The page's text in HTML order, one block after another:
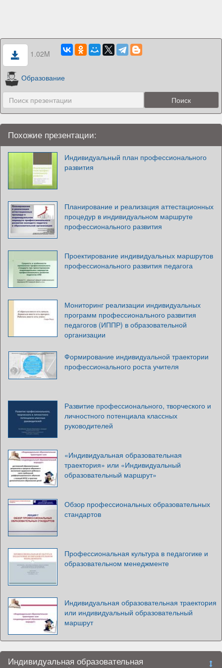
1.02M
Образование
Похожие презентации:
Индивидуальный план профессионального
развития
Планирование и реализация аттестационных
процедур в индивидуальном маршруте
профессионального развития
Проектирование индивидуальных маршрутов
профессионального развития педагога
Мониторинг реализации индивидуальных
программ профессионального развития
педагогов (ИППР) в образовательной
организации
Формирование индивидуальной траектории
профессионального роста учителя
Развитие профессионального, творческого и
личностного потенциала классных
руководителей
«Индивидуальная образовательная
траектория» или «Индивидуальный
образовательный маршрут»
Обзор профессиональных образовательных
стандартов
Профессиональная культура в педагогике и
образовательном менеджменте
Индивидуальная образовательная траектория
или индивидуальный образовательный
маршрут
Индивидуальная образовательная